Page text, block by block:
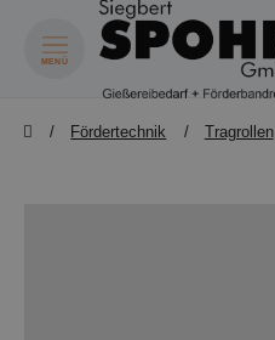
MENÜ
zum Inhalt springen
Fördertechnik Tragrollen